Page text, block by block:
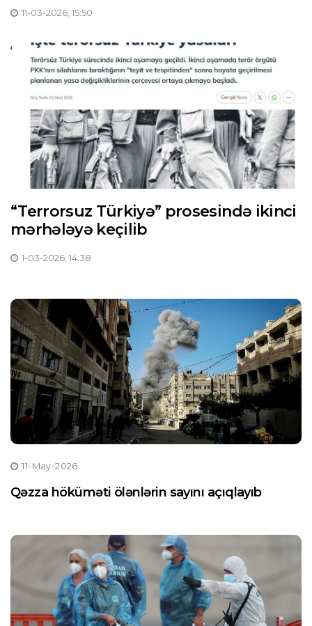
11-03-2026, 15:50
“Terrorsuz Türkiyə” prosesində ikinci
mərhələyə keçilib
1-03-2026, 14:38
11-May-2026
Qəzza höküməti ölənlərin sayını açıqlayıb